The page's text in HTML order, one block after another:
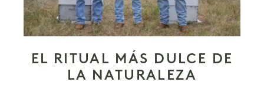
EL RITUAL MÁS DULCE DE
LA NATURALEZA